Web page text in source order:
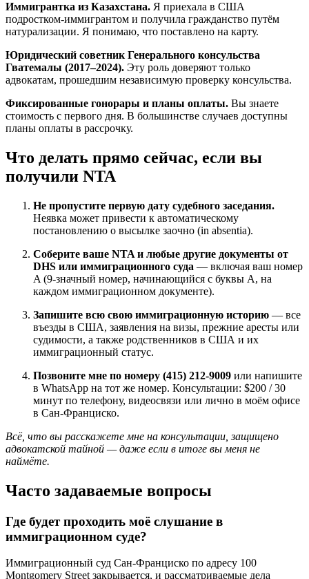
Иммигрантка из Казахстана. Я приехала в США
подростком-иммигрантом и получила гражданство путём
натурализации. Я понимаю, что поставлено на карту.
Юридический советник Генерального консульства
Гватемалы (2017–2024). Эту роль доверяют только
адвокатам, прошедшим независимую проверку консульства.
Фиксированные гонорары и планы оплаты. Вы знаете
стоимость с первого дня. В большинстве случаев доступны
планы оплаты в рассрочку.
Что делать прямо сейчас, если вы
получили NTA
Не пропустите первую дату судебного заседания.
Неявка может привести к автоматическому
постановлению о высылке заочно (in absentia).
Соберите ваше NTA и любые другие документы от
DHS или иммиграционного суда — включая ваш номер
A (9-значный номер, начинающийся с буквы A, на
каждом иммиграционном документе).
Запишите всю свою иммиграционную историю — все
въезды в США, заявления на визы, прежние аресты или
судимости, а также родственников в США и их
иммиграционный статус.
Позвоните мне по номеру (415) 212-9009 или напишите
в WhatsApp на тот же номер. Консультации: $200 / 30
минут по телефону, видеосвязи или лично в моём офисе
в Сан-Франциско.
Всё, что вы расскажете мне на консультации, защищено
адвокатской тайной — даже если в итоге вы меня не
наймёте.
Часто задаваемые вопросы
Где будет проходить моё слушание в
иммиграционном суде?
Иммиграционный суд Сан-Франциско по адресу 100
Montgomery Street закрывается, и рассматриваемые дела